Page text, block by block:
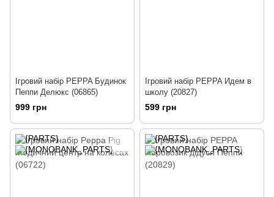
Ігровий набір PEPPA Будинок
Пеппи Делюкс (06865)
999 грн
Ігровий набір PEPPA Идем в
школу (20827)
599 грн